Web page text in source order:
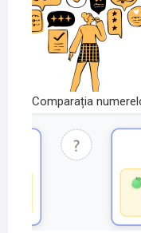
Comparația